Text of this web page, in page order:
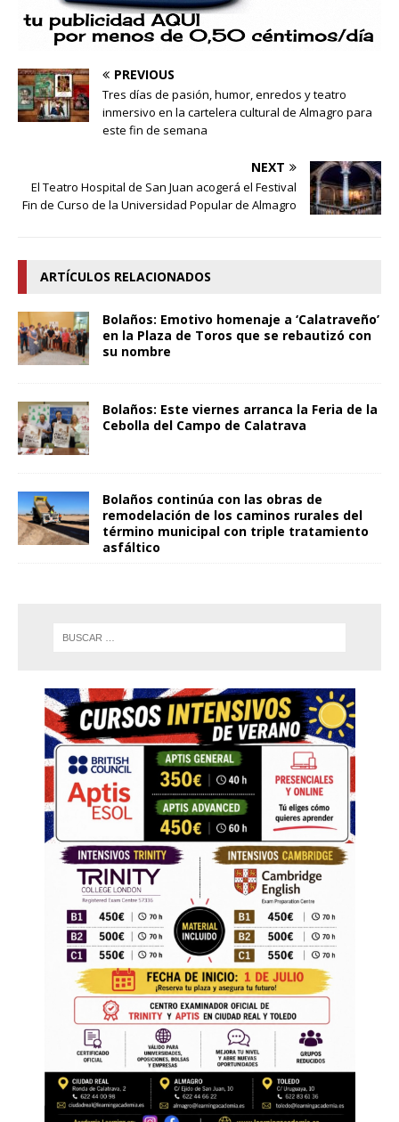
PREVIOUS
Tres días de pasión, humor, enredos y teatro
inmersivo en la cartelera cultural de Almagro para
este fin de semana
NEXT
El Teatro Hospital de San Juan acogerá el Festival
Fin de Curso de la Universidad Popular de Almagro
ARTÍCULOS RELACIONADOS
Bolaños: Emotivo homenaje a ‘Calatraveño’
en la Plaza de Toros que se rebautizó con
su nombre
Bolaños: Este viernes arranca la Feria de la
Cebolla del Campo de Calatrava
Bolaños continúa con las obras de
remodelación de los caminos rurales del
término municipal con triple tratamiento
asfáltico